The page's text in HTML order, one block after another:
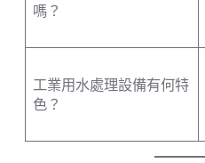
嗎？
工業用水處理設備有何特
色？